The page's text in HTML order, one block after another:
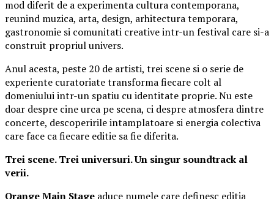
mod diferit de a experimenta cultura contemporana,
reunind muzica, arta, design, arhitectura temporara,
gastronomie si comunitati creative intr-un festival care si-a
construit propriul univers.
Anul acesta, peste 20 de artisti, trei scene si o serie de
experiente curatoriate transforma fiecare colt al
domeniului intr-un spatiu cu identitate proprie. Nu este
doar despre cine urca pe scena, ci despre atmosfera dintre
concerte, descoperirile intamplatoare si energia colectiva
care face ca fiecare editie sa fie diferita.
Trei scene. Trei universuri. Un singur soundtrack al
verii.
Orange Main Stage aduce numele care definesc editia